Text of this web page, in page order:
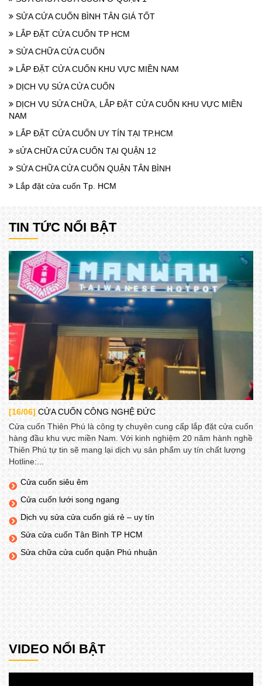
SỬA CỬA CUỐN BÌNH TÂN GIÁ TỐT
LẮP ĐẶT CỬA CUỐN TP HCM
SỬA CHỮA CỬA CUỐN
LẮP ĐẶT CỬA CUỐN KHU VỰC MIỀN NAM
DỊCH VỤ SỬA CỬA CUỐN
DỊCH VỤ SỬA CHỮA, LẮP ĐẶT CỬA CUỐN KHU VỰC MIỀN
NAM
LẮP ĐẶT CỬA CUỐN UY TÍN TẠI TP.HCM
sỬA CHỮA CỬA CUỐN TẠI QUẬN 12
SỬA CHỮA CỬA CUỐN QUẬN TÂN BÌNH
Lắp đặt cửa cuốn Tp. HCM
TIN TỨC NỔI BẬT
[16/06] CỬA CUỐN CÔNG NGHỆ ĐỨC
Cửa cuốn Thiên Phú là công ty chuyên cung cấp lắp đặt cửa cuốn
hàng đầu khu vực miền Nam. Với kinh nghiệm 20 năm hành nghề
Thiên Phú tự tin sẽ mang lại dịch vụ sản phẩm uy tín chất lượng
Hotline:...
Cửa cuốn siêu êm
Cửa cuốn lưới song ngang
Dịch vụ sửa cửa cuốn giá rẻ – uy tín
Sửa cửa cuốn Tân Bình TP HCM
Sửa chữa cửa cuốn quận Phú nhuận
VIDEO NỔI BẬT